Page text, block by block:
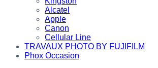
Alcatel
Apple
Canon
Cellular Line
TRAVAUX PHOTO BY FUJIFILM
Phox Occasion